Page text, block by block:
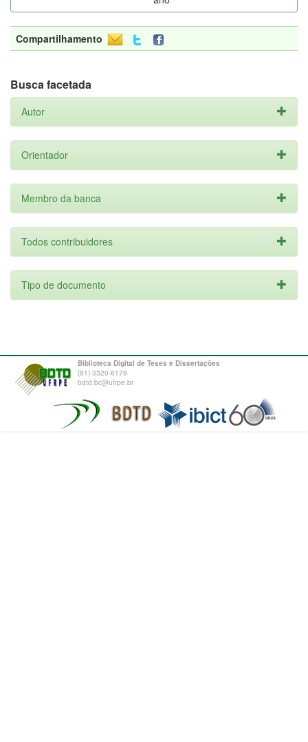
Compartilhamento
Busca facetada
Autor
Orientador
Membro da banca
Todos contribuidores
Tipo de documento
Biblioteca Digital de Teses e Dissertações
(81) 3320-6179
bdtd.bc@ufrpe.br